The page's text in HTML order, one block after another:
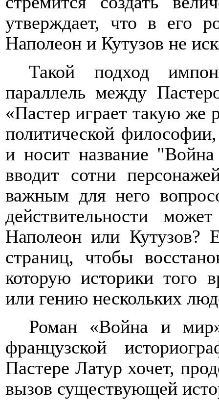
утверждает, что в его
Наполеон и Кутузов не
Такой подход
параллель между
«Пастер играет такую же
политической
и носит название
вводит сотни
важным для него
действительности
Наполеон или Кутузов?
страниц, чтобы
которую историки того
или гению нескольких
Роман «Война и
французской
Пастере Латур хочет,
вызов существующей